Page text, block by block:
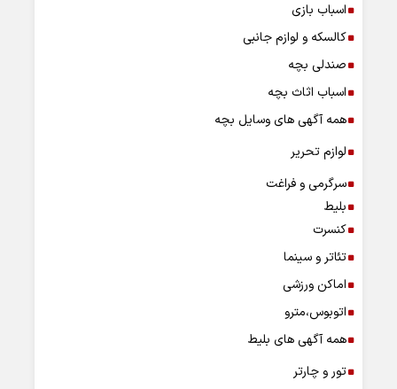
اسباب بازی
کالسکه و لوازم جانبی
صندلی بچه
اسباب اثاث بچه
همه آگهی های وسایل بچه
لوازم تحریر
سرگرمی و فراغت
بلیط
کنسرت
تئاتر و سینما
اماکن ورزشی
اتوبوس،مترو
همه آگهی های بلیط
تور و چارتر